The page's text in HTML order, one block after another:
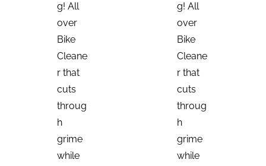
g! All
over
Bike
Cleane
r that
cuts
throug
h
grime
while
g! All
over
Bike
Cleane
r that
cuts
throug
h
grime
while